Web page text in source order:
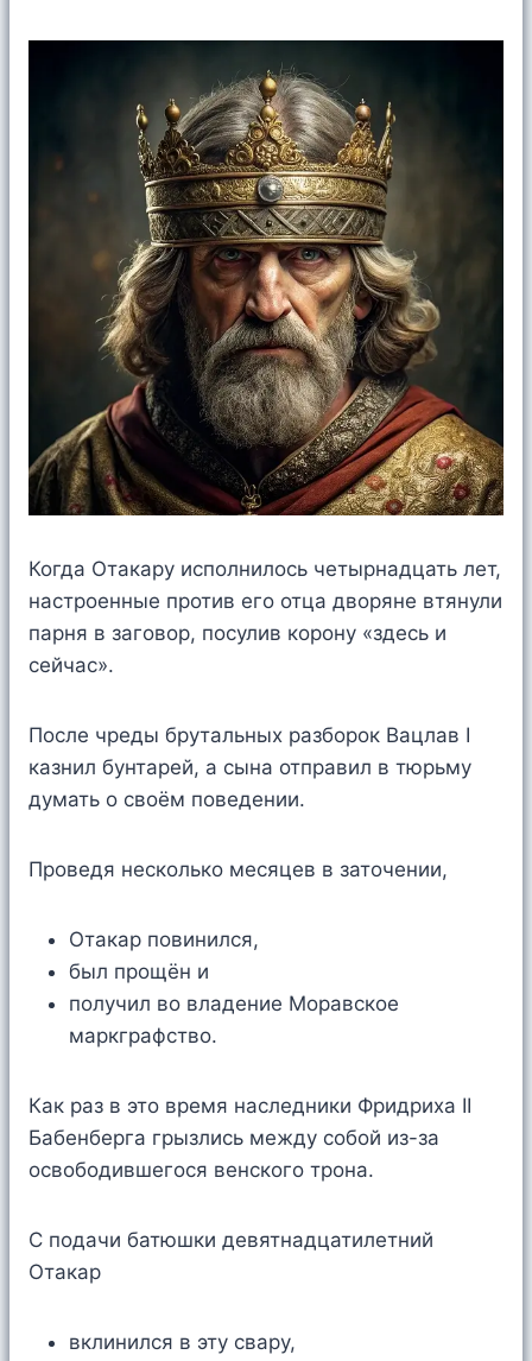
Когда Отакару исполнилось четырнадцать лет,
настроенные против его отца дворяне втянули
парня в заговор, посулив корону «здесь и
сейчас».
После чреды брутальных разборок Вацлав I
казнил бунтарей, а сына отправил в тюрьму
думать о своём поведении.
Проведя несколько месяцев в заточении,
Отакар повинился,
был прощён и
получил во владение Моравское
маркграфство.
Как раз в это время наследники Фридриха II
Бабенберга грызлись между собой из-за
освободившегося венского трона.
С подачи батюшки девятнадцатилетний
Отакар
вклинился в эту свару,